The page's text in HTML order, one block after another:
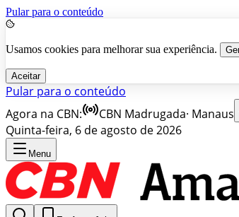
Pular para o conteúdo
Usamos cookies para melhorar sua experiência.
Aceitar
Pular para o conteúdo
Agora na CBN:
CBN Madrugada· Manaus
Quinta-feira, 6 de agosto de 2026
Menu